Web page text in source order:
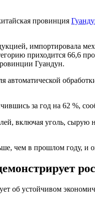
провинция
импортировала
приходится 66,6
Гуандун.
за год на 62 %,
включая уголь,
чем в прошлом году, и
об устойчивом